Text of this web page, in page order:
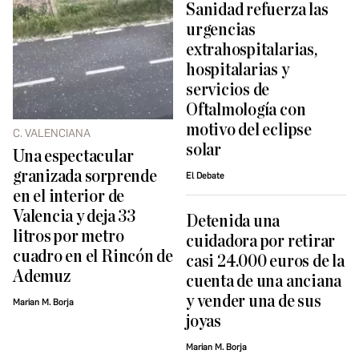
C. VALENCIANA
Una espectacular
granizada sorprende
en el interior de
Valencia y deja 33
litros por metro
cuadro en el Rincón de
Ademuz
Marian M. Borja
Sanidad refuerza las
urgencias
extrahospitalarias,
hospitalarias y
servicios de
Oftalmología con
motivo del eclipse
solar
El Debate
Detenida una
cuidadora por retirar
casi 24.000 euros de la
cuenta de una anciana
y vender una de sus
joyas
Marian M. Borja